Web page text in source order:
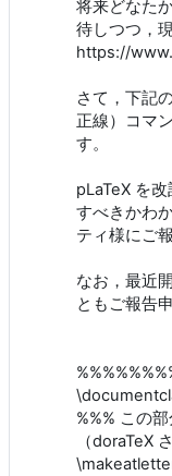
将来どなた
待しつつ，
https://
さて，下記
正線）コマ
す。
pLaTeX を
すべきかわ
ティ様にご
なお，最近
ともご報告
%%% この
（doraTeX